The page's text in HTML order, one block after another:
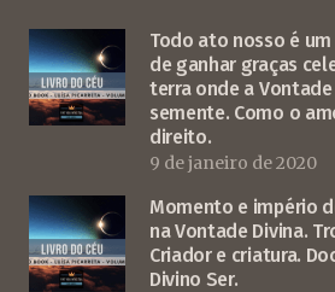
Todo ato nosso é
de ganhar graças
terra onde a
semente. Como o
direito.
9 de janeiro de 2020
Momento e império
na Vontade Divina.
Criador e criatura.
Divino Ser.